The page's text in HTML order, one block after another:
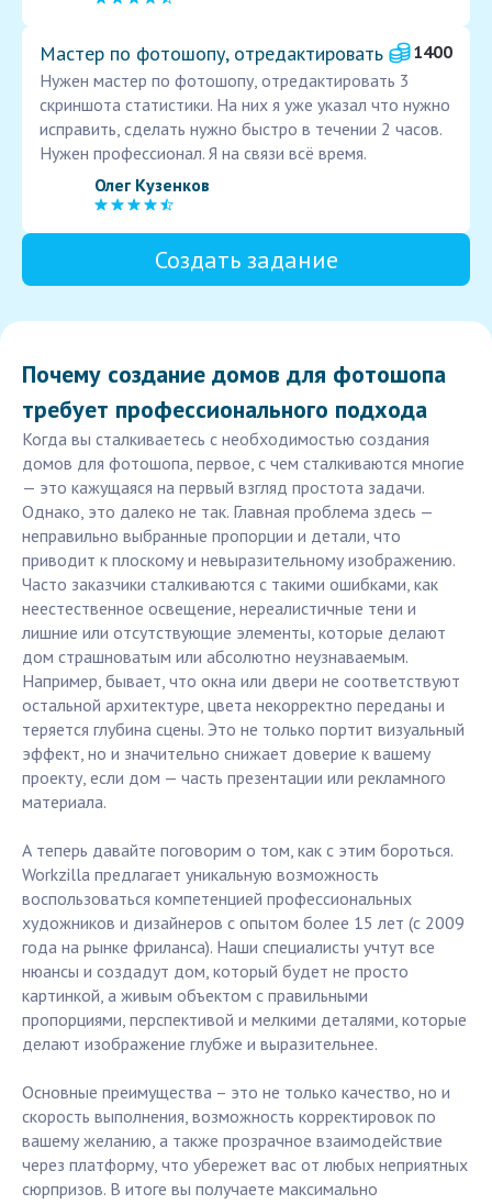
Мастер по фотошопу, отредактировать
1400
Нужен мастер по фотошопу, отредактировать 3
скриншота статистики. На них я уже указал что нужно
исправить, сделать нужно быстро в течении 2 часов.
Нужен профессионал. Я на связи всё время.
Олег Кузенков
Создать задание
Почему создание домов для фотошопа
требует профессионального подхода
Когда вы сталкиваетесь с необходимостью создания
домов для фотошопа, первое, с чем сталкиваются многие
— это кажущаяся на первый взгляд простота задачи.
Однако, это далеко не так. Главная проблема здесь —
неправильно выбранные пропорции и детали, что
приводит к плоскому и невыразительному изображению.
Часто заказчики сталкиваются с такими ошибками, как
неестественное освещение, нереалистичные тени и
лишние или отсутствующие элементы, которые делают
дом страшноватым или абсолютно неузнаваемым.
Например, бывает, что окна или двери не соответствуют
остальной архитектуре, цвета некорректно переданы и
теряется глубина сцены. Это не только портит визуальный
эффект, но и значительно снижает доверие к вашему
проекту, если дом — часть презентации или рекламного
материала.
А теперь давайте поговорим о том, как с этим бороться.
Workzilla предлагает уникальную возможность
воспользоваться компетенцией профессиональных
художников и дизайнеров с опытом более 15 лет (с 2009
года на рынке фриланса). Наши специалисты учтут все
нюансы и создадут дом, который будет не просто
картинкой, а живым объектом с правильными
пропорциями, перспективой и мелкими деталями, которые
делают изображение глубже и выразительнее.
Основные преимущества – это не только качество, но и
скорость выполнения, возможность корректировок по
вашему желанию, а также прозрачное взаимодействие
через платформу, что убережет вас от любых неприятных
сюрпризов. В итоге вы получаете максимально